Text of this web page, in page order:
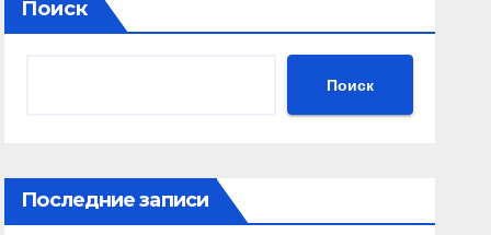
Поиск
Поиск
Последние записи